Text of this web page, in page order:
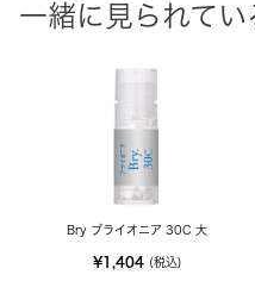
一緒に見られてい
Bry ブライオニア 30C 大
¥1,404 (税込)